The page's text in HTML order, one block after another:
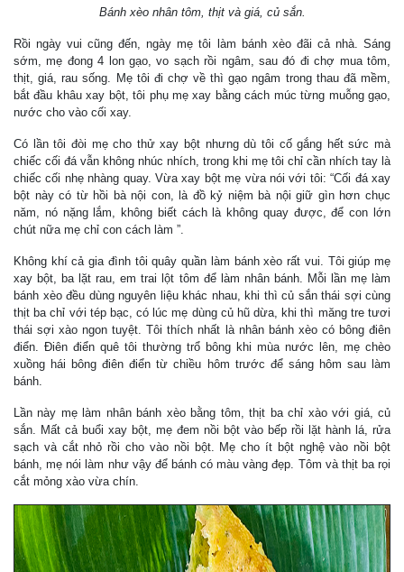
Bánh xèo nhân tôm, thịt và giá, củ sắn.
Rồi ngày vui cũng đến, ngày mẹ tôi làm bánh xèo đãi cả nhà. Sáng
sớm, mẹ đong 4 lon gạo, vo sạch rồi ngâm, sau đó đi chợ mua tôm,
thịt, giá, rau sống. Mẹ tôi đi chợ về thì gạo ngâm trong thau đã mềm,
bắt đầu khâu xay bột, tôi phụ mẹ xay bằng cách múc từng muỗng gạo,
nước cho vào cối xay.
Có lần tôi đòi mẹ cho thử xay bột nhưng dù tôi cố gắng hết sức mà
chiếc cối đá vẫn không nhúc nhích, trong khi mẹ tôi chỉ cần nhích tay là
chiếc cối nhẹ nhàng quay. Vừa xay bột mẹ vừa nói với tôi: “Cối đá xay
bột này có từ hồi bà nội con, là đồ kỷ niệm bà nội giữ gìn hơn chục
năm, nó nặng lắm, không biết cách là không quay được, để con lớn
chút nữa mẹ chỉ con cách làm ”.
Không khí cả gia đình tôi quây quần làm bánh xèo rất vui. Tôi giúp mẹ
xay bột, ba lặt rau, em trai lột tôm để làm nhân bánh. Mỗi lần mẹ làm
bánh xèo đều dùng nguyên liệu khác nhau, khi thì củ sắn thái sợi cùng
thịt ba chỉ với tép bạc, có lúc mẹ dùng củ hũ dừa, khi thì măng tre tươi
thái sợi xào ngon tuyệt. Tôi thích nhất là nhân bánh xèo có bông điên
điển. Điên điển quê tôi thường trổ bông khi mùa nước lên, mẹ chèo
xuồng hái bông điên điển từ chiều hôm trước để sáng hôm sau làm
bánh.
Lần này mẹ làm nhân bánh xèo bằng tôm, thịt ba chỉ xào với giá, củ
sắn. Mất cả buổi xay bột, mẹ đem nồi bột vào bếp rồi lặt hành lá, rửa
sạch và cắt nhỏ rồi cho vào nồi bột. Mẹ cho ít bột nghệ vào nồi bột
bánh, mẹ nói làm như vậy để bánh có màu vàng đẹp. Tôm và thịt ba rọi
cắt mỏng xào vừa chín.